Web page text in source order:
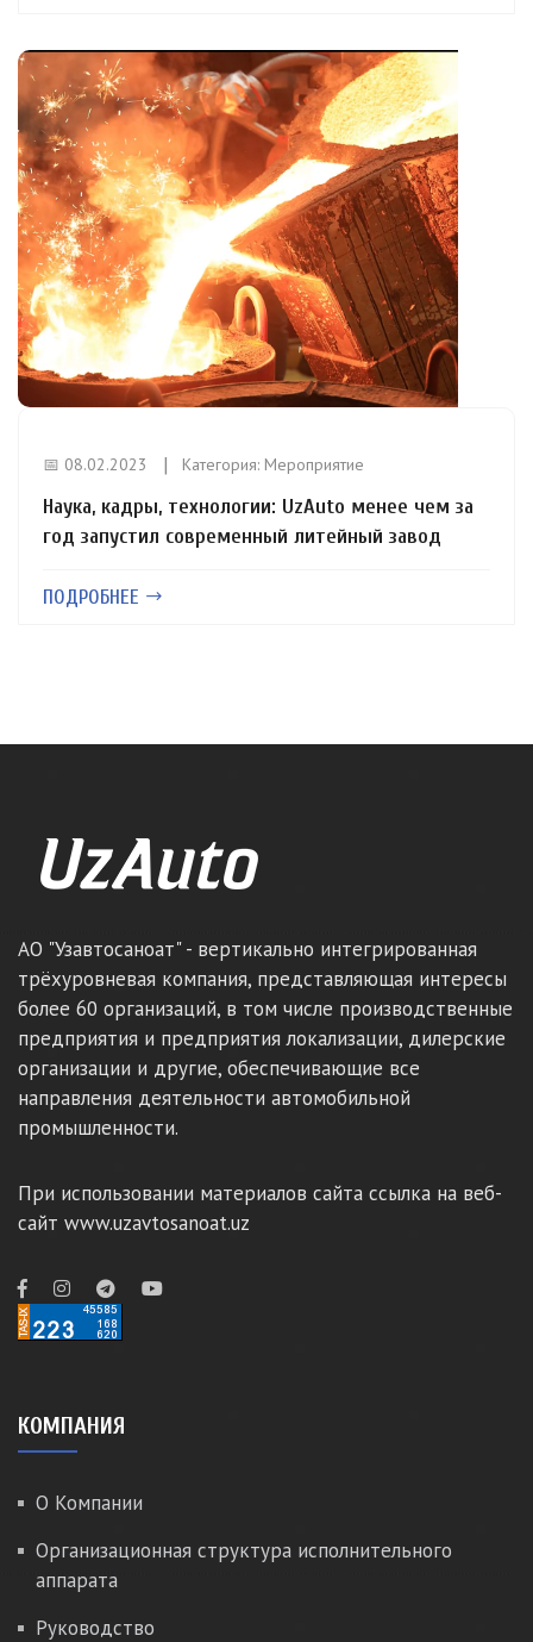
📅 08.02.2023 Категория: Мероприятие
Наука, кадры, технологии: UzAuto менее чем за
год запустил современный литейный завод
ПОДРОБНЕЕ
АО "Узавтосаноат" - вертикально интегрированная
трёхуровневая компания, представляющая интересы
более 60 организаций, в том числе производственные
предприятия и предприятия локализации, дилерские
организации и другие, обеспечивающие все
направления деятельности автомобильной
промышленности.
При использовании материалов сайта ссылка на веб-
сайт www.uzavtosanoat.uz
КОМПАНИЯ
О Компании
Организационная структура исполнительного
аппарата
Руководство